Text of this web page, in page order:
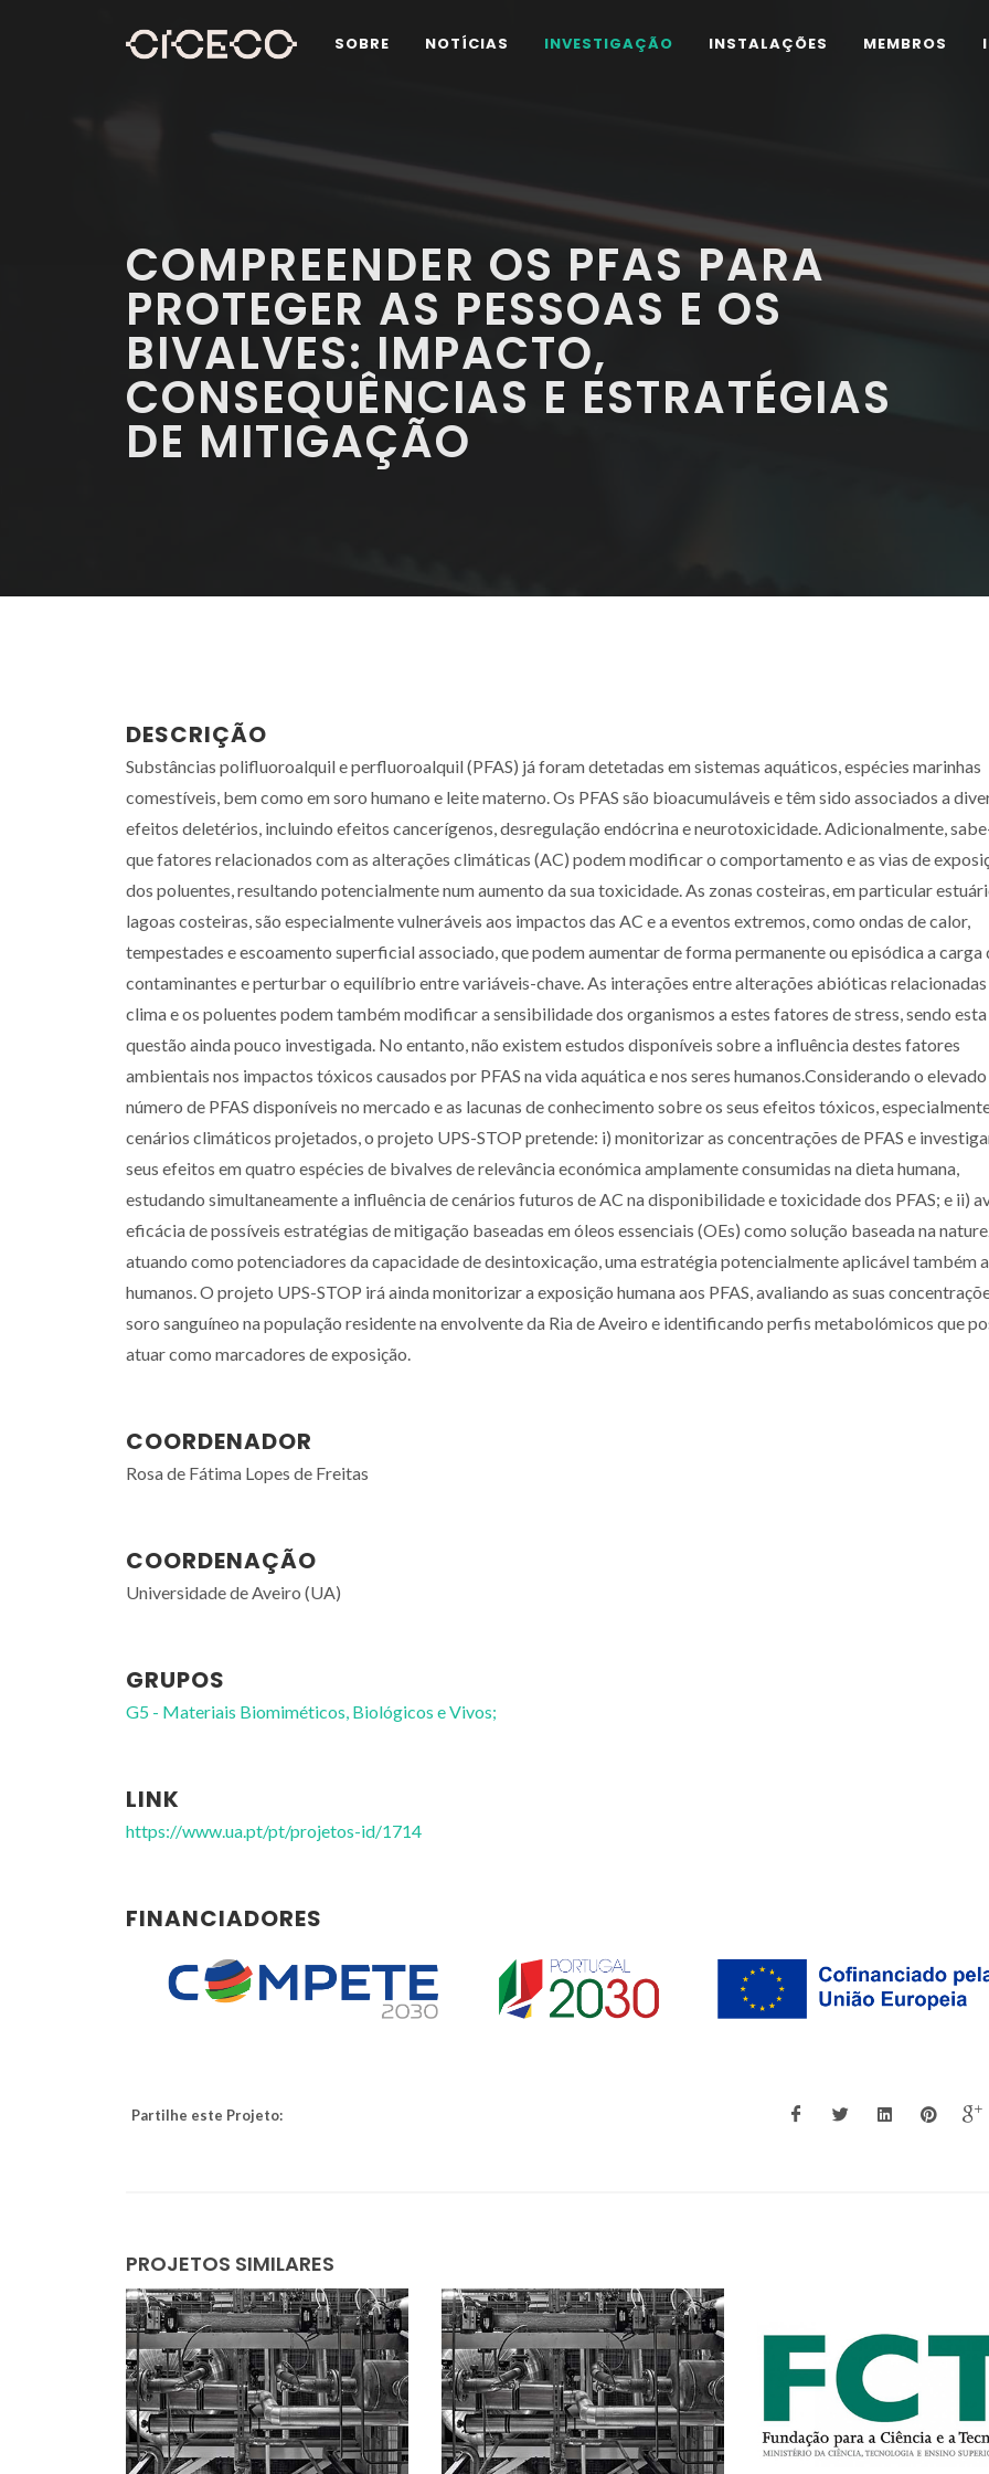
SOBRE NOTÍCIAS INVESTIGAÇÃO INSTALAÇÕES MEMBROS
COMPREENDER OS PFAS PARA
PROTEGER AS PESSOAS E OS
BIVALVES: IMPACTO,
CONSEQUÊNCIAS E ESTRATÉGIAS
DE MITIGAÇÃO
Professor Associado com
Agregação
Agregação
DESCRIÇÃO
Substâncias polifluoroalquil e perfluoroalquil (PFAS) já foram detetadas em sistemas aquáticos, espécies marinhas
comestíveis, bem como em soro humano e leite materno. Os PFAS são bioacumuláveis e têm sido associados a
efeitos deletérios, incluindo efeitos cancerígenos, desregulação endócrina e neurotoxicidade. Adicionalmente,
que fatores relacionados com as alterações climáticas (AC) podem modificar o comportamento e as vias de
dos poluentes, resultando potencialmente num aumento da sua toxicidade. As zonas costeiras, em particular
lagoas costeiras, são especialmente vulneráveis aos impactos das AC e a eventos extremos, como ondas de calor,
tempestades e escoamento superficial associado, que podem aumentar de forma permanente ou episódica a carga
contaminantes e perturbar o equilíbrio entre variáveis-chave. As interações entre alterações abióticas relacionadas
clima e os poluentes podem também modificar a sensibilidade dos organismos a estes fatores de stress, sendo
questão ainda pouco investigada. No entanto, não existem estudos disponíveis sobre a influência destes fatores
ambientais nos impactos tóxicos causados por PFAS na vida aquática e nos seres humanos.Considerando o elevado
número de PFAS disponíveis no mercado e as lacunas de conhecimento sobre os seus efeitos tóxicos,
cenários climáticos projetados, o projeto UPS-STOP pretende: i) monitorizar as concentrações de PFAS e
seus efeitos em quatro espécies de bivalves de relevância económica amplamente consumidas na dieta humana,
estudando simultaneamente a influência de cenários futuros de AC na disponibilidade e toxicidade dos PFAS; e ii)
eficácia de possíveis estratégias de mitigação baseadas em óleos essenciais (OEs) como solução baseada na
atuando como potenciadores da capacidade de desintoxicação, uma estratégia potencialmente aplicável também
humanos. O projeto UPS-STOP irá ainda monitorizar a exposição humana aos PFAS, avaliando as suas
soro sanguíneo na população residente na envolvente da Ria de Aveiro e identificando perfis metabolómicos que
atuar como marcadores de exposição.
COORDENADOR
Rosa de Fátima Lopes de Freitas
COORDENAÇÃO
Universidade de Aveiro (UA)
GRUPOS
G5 - Materiais Biomiméticos, Biológicos e Vivos;
LINK
https://www.ua.pt/pt/projetos-id/1714
FINANCIADORES
Partilhe este Projeto:
PROJETOS SIMILARES